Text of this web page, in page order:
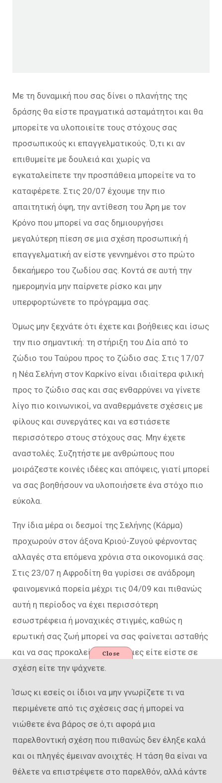
Με τη δυναμική που σας δίνει ο πλανήτης της
δράσης θα είστε πραγματικά ασταμάτητοι και θα
μπορείτε να υλοποιείτε τους στόχους σας
προσωπικούς κι επαγγελματικούς. Ό,τι κι αν
επιθυμείτε με δουλειά και χωρίς να
εγκαταλείπετε την προσπάθεια μπορείτε να το
καταφέρετε. Στις 20/07 έχουμε την πιο
απαιτητική όψη, την αντίθεση του Άρη με τον
Κρόνο που μπορεί να σας δημιουργήσει
μεγαλύτερη πίεση σε μια σχέση προσωπική ή
επαγγελματική αν είστε γεννημένοι στο πρώτο
δεκαήμερο του ζωδίου σας. Κοντά σε αυτή την
ημερομηνία μην παίρνετε ρίσκο και μην
υπερφορτώνετε το πρόγραμμα σας.
Όμως μην ξεχνάτε ότι έχετε και βοήθειες και ίσως
την πιο σημαντική: τη στήριξη του Δία από το
ζώδιο του Ταύρου προς το ζώδιο σας. Στις 17/07
η Νέα Σελήνη στον Καρκίνο είναι ιδιαίτερα φιλική
προς το ζώδιο σας και σας ενθαρρύνει να γίνετε
λίγο πιο κοινωνικοί, να αναθερμάνετε σχέσεις με
φίλους και συνεργάτες και να εστιάσετε
περισσότερο στους στόχους σας. Μην έχετε
αναστολές. Συζητήστε με ανθρώπους που
μοιράζεστε κοινές ιδέες και απόψεις, γιατί μπορεί
να σας βοηθήσουν να υλοποιήσετε ένα στόχο πιο
εύκολα.
Την ίδια μέρα οι δεσμοί της Σελήνης (Κάρμα)
προχωρούν στον άξονα Κριού-Ζυγού φέρνοντας
αλλαγές στα επόμενα χρόνια στα οικονομικά σας.
Στις 23/07 η Αφροδίτη θα γυρίσει σε ανάδρομη
φαινομενικά πορεία μέχρι τις 04/09 και πιθανώς
αυτή η περίοδος να έχει περισσότερη
εσωστρέφεια ή μοναχικές στιγμές, καθώς η
ερωτική σας ζωή μπορεί να σας φαίνεται ασταθής
και να σας προκαλεί ανασφάλειες είτε είστε σε
σχέση είτε την ψάχνετε.
Ίσως κι εσείς οι ίδιοι να μην γνωρίζετε τι να
περιμένετε από τις σχέσεις σας ή μπορεί να
νιώθετε ένα βάρος σε ό,τι αφορά μια
παρελθοντική σχέση που πιθανώς δεν έληξε καλά
και οι πληγές έμειναν ανοιχτές. Η τάση θα είναι να
θέλετε να επιστρέψετε στο παρελθόν, αλλά κάντε
Close